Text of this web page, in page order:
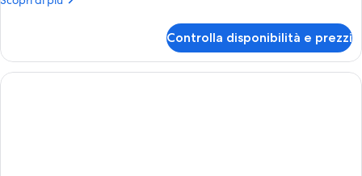
Free
doppia
(with
Free
Controlla disponibilità e prezzi